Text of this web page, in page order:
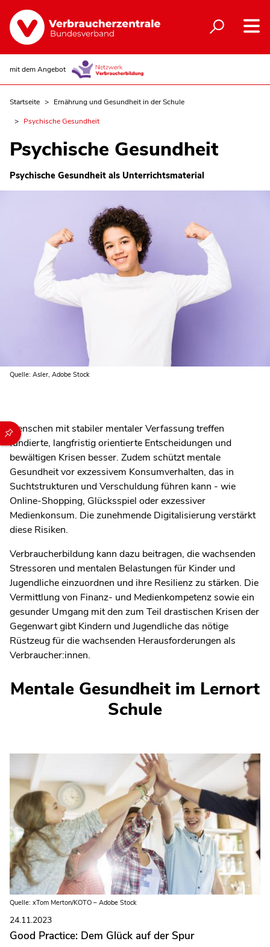
mit dem Angebot
Durch die folgenden Buttons können Sie direkt auf einen
Startseite
Ernährung und Gesundheit in der Schule
Psychische Gesundheit
Psychische Gesundheit
Psychische Gesundheit als Unterrichtsmaterial
Quelle: Asler, Adobe Stock
Menschen mit stabiler mentaler Verfassung treffen
fundierte, langfristig orientierte Entscheidungen und
bewältigen Krisen besser. Zudem schützt mentale
Gesundheit vor exzessivem Konsumverhalten, das in
Suchtstrukturen und Verschuldung führen kann - wie
Online-Shopping, Glücksspiel oder exzessiver
Medienkonsum. Die zunehmende Digitalisierung verstärkt
diese Risiken.
Verbraucherbildung kann dazu beitragen, die wachsenden
Stressoren und mentalen Belastungen für Kinder und
Jugendliche einzuordnen und ihre Resilienz zu stärken. Die
Vermittlung von Finanz- und Medienkompetenz sowie ein
gesunder Umgang mit den zum Teil drastischen Krisen der
Gegenwart gibt Kindern und Jugendliche das nötige
Rüstzeug für die wachsenden Herausforderungen als
Verbraucher:innen.
Mentale Gesundheit im Lernort
Schule
Quelle: xTom Merton/KOTO – Adobe Stock
24.11.2023
Good Practice: Dem Glück auf der Spur